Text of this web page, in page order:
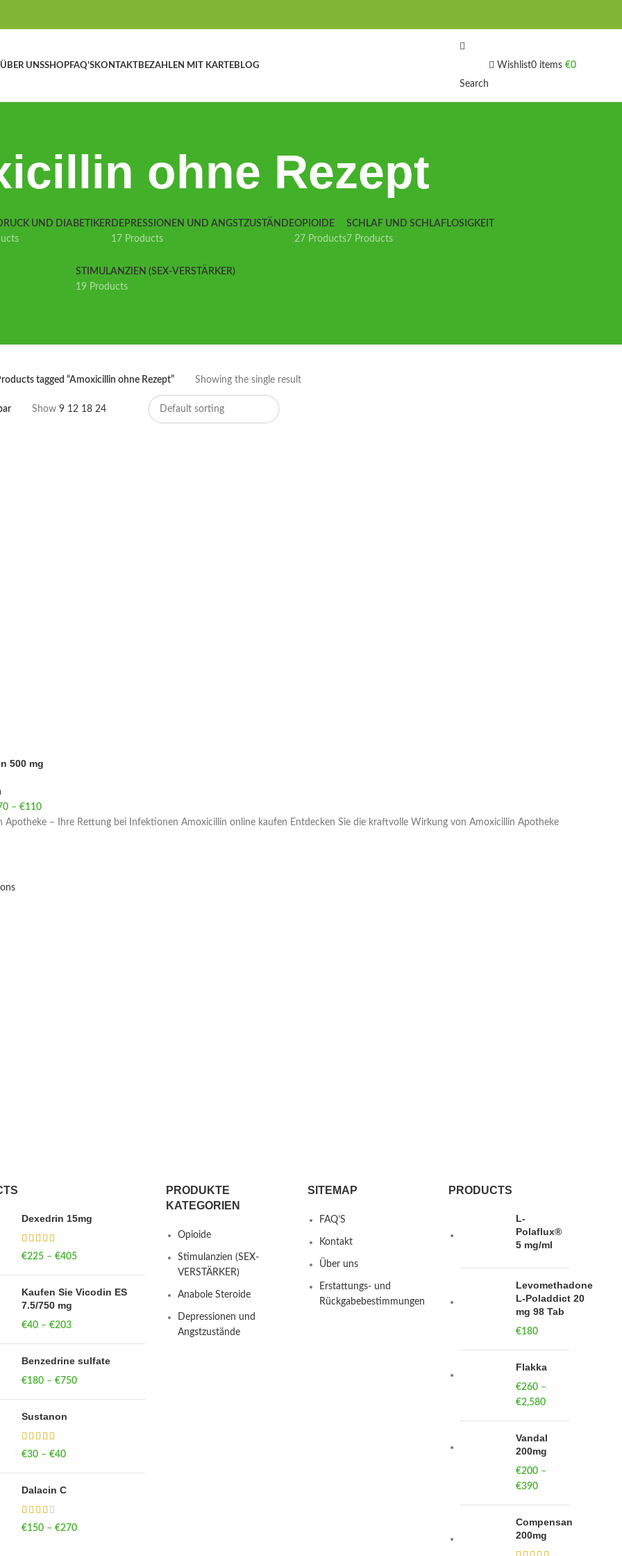
ÜBER UNSSHOPFAQ’SKONTAKTBEZAHLEN MIT KARTEBLOG
Search
Wishlist0 items €0
ohne Rezept
UND DIABETIKER DEPRESSIONEN UND ANGSTZUSTÄNDE
17 Products
OPIOIDE
27 Products
SCHLAF UND SCHLAFLOSIGKEIT
7 Products
STIMULANZIEN (SEX-VERSTÄRKER)
19 Products
tagged “Amoxicillin ohne Rezept” Showing the single result
Show 9 12 18 24
500 mg
– €110Price range: €70 through €110
Apotheke – Ihre Rettung bei Infektionen Amoxicillin online kaufen Entdecken Sie die kraftvolle Wirkung von Amoxicillin Apotheke
Dexedrin 15mg
€225 – €405Price range: €225
Kaufen Sie Vicodin ES
7.5/750 mg
€40 – €203Price range: €40
Benzedrine sulfate
€180 – €750Price range: €180
Sustanon
€30 – €40Price range: €30
Dalacin C
€150 – €270Price range: €150
PRODUKTE
KATEGORIEN
Opioide
Stimulanzien (SEX-
VERSTÄRKER)
Anabole Steroide
Depressionen und
Angstzustände
SITEMAP
FAQ’S
Kontakt
Über uns
Erstattungs- und
Rückgabebestimmungen
PRODUCTS
L-
Polaflux®
5 mg/ml
Levomethadone
L-Poladdict 20
mg 98 Tab
€180
Flakka
€260 –
€2,580
€260
through
Vandal
200mg
€200 –
€390
through
Compensan
200mg